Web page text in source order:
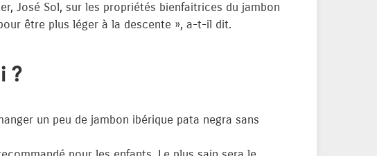
José Sol, sur les propriétés bienfaitrices du jambon
être plus léger à la descente », a-t-il dit.
?
un peu de jambon ibérique pata negra sans